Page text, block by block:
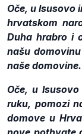
Oče, u Isusovo
hrvatskom
Duha hrabro i
našu
naše domovine.
Oče, u
ruku, pomozi
domove u